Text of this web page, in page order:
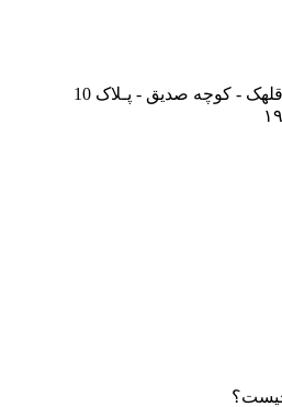
- کوچه صدیق - پـلاک 10